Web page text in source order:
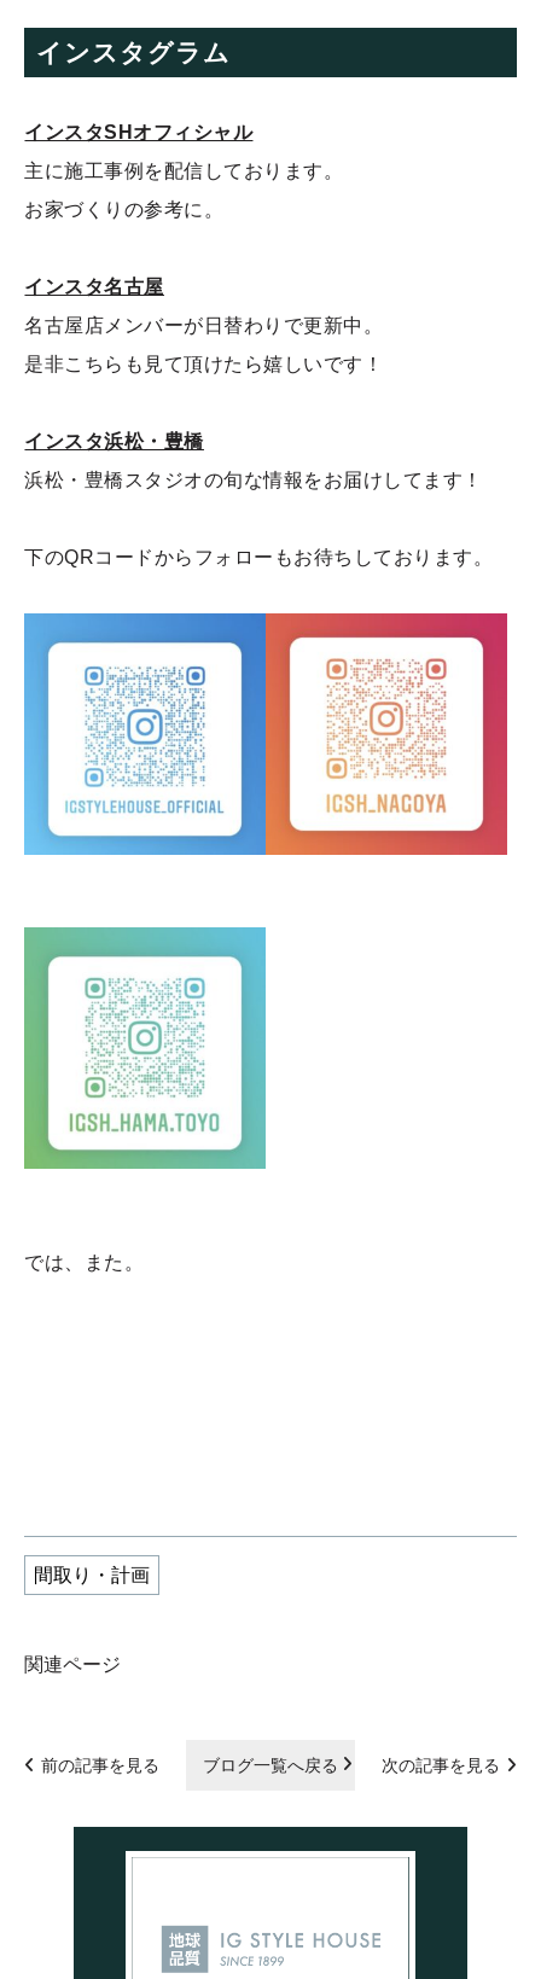
インスタグラム
インスタSHオフィシャル
主に施工事例を配信しております。
お家づくりの参考に。
インスタ名古屋
名古屋店メンバーが日替わりで更新中。
是非こちらも見て頂けたら嬉しいです！
インスタ浜松・豊橋
浜松・豊橋スタジオの旬な情報をお届けしてます！
下のQRコードからフォローもお待ちしております。
では、また。
間取り・計画
関連ページ
前の記事を見る ブログ一覧へ戻る 次の記事を見る